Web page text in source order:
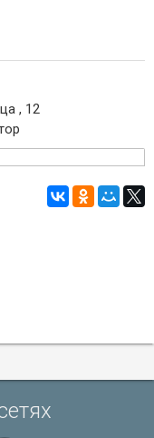
, 12